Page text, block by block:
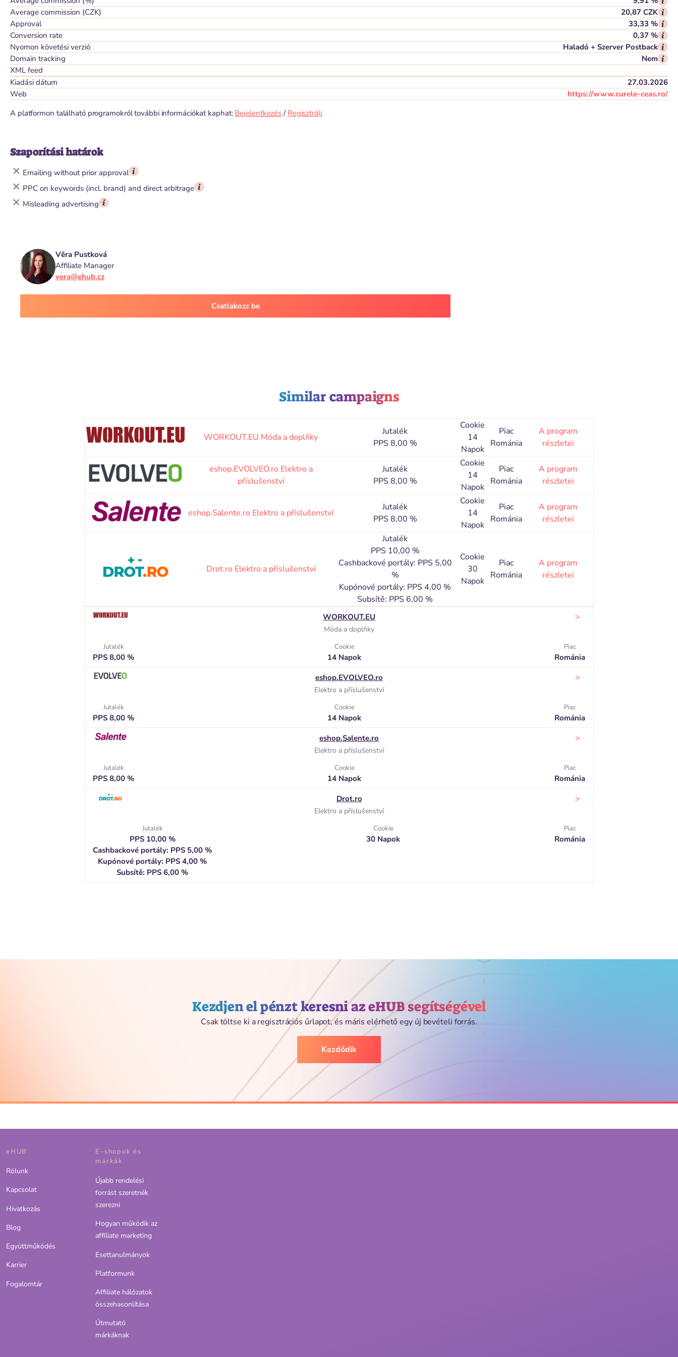
Average commission (CZK)
20,87 CZK
Approval
33,33 %
Conversion rate
0,37 %
Nyomon követési verzió
Haladó + Szerver Postback
Domain tracking
Nem
XML feed
Kiadási dátum
27.03.2026
Web
https://www.curele-ceas.ro/
A platformon található programokról további információkat kaphat: Bejelentkezés/ Regisztrálj
Szaporítási határok
Emailing without prior approval
PPC on keywords (incl. brand) and direct arbitrage
Misleading advertising
Věra Pustková
Affiliate Manager
vera@ehub.cz
Csatlakozz be
Similar campaigns
WORKOUT.EU Móda a doplňky
Jutalék
PPS 8,00 %
Cookie
14
Napok
Piac
Románia
A program
részletei
eshop.EVOLVEO.ro Elektro a
příslušenství
Jutalék
PPS 8,00 %
Cookie
14
Napok
Piac
Románia
A program
részletei
eshop.Salente.ro Elektro a příslušenství
Jutalék
PPS 8,00 %
Cookie
14
Napok
Piac
Románia
A program
részletei
Drot.ro Elektro a příslušenství
Jutalék
PPS 10,00 %
Cashbackové portály: PPS 5,00
%
Kupónové portály: PPS 4,00 %
Subsítě: PPS 6,00 %
Cookie
30
Napok
Piac
Románia
A program
részletei
WORKOUT.EU
Móda a doplňky
>
Jutalék
PPS 8,00 %
Cookie
14 Napok
Piac
Románia
eshop.EVOLVEO.ro
Elektro a příslušenství
>
Jutalék
PPS 8,00 %
Cookie
14 Napok
Piac
Románia
eshop.Salente.ro
Elektro a příslušenství
>
Jutalék
PPS 8,00 %
Cookie
14 Napok
Piac
Románia
Drot.ro
Elektro a příslušenství
>
Jutalék
PPS 10,00 %
Cashbackové portály: PPS 5,00 %
Kupónové portály: PPS 4,00 %
Subsítě: PPS 6,00 %
Cookie
30 Napok
Piac
Románia
Kezdjen el pénzt keresni az eHUB segítségével
Csak töltse ki a regisztrációs űrlapot, és máris elérhető egy új bevételi forrás.
Kezdődik
eHUB
Rólunk
Kapcsolat
Hivatkozás
Blog
Együttműködés
Karrier
Fogalomtár
E-shopok és
márkák
Újabb rendelési
forrást szeretnék
szerezni
Hogyan működik az
affiliate marketing
Esettanulmányok
Platformunk
Affiliate hálózatok
összehasonlítása
Útmutató
márkáknak